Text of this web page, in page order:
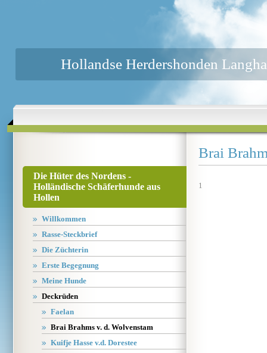
Hollandse Herdershonden
Die Hüter des Nordens -
Holländische Schäferhunde aus
Hollen
Willkommen
Rasse-Steckbrief
Die Züchterin
Erste Begegnung
Meine Hunde
Deckrüden
Faelan
Brai Brahms v. d. Wolvenstam
Kuifje Hasse v.d. Dorestee
Brai
1